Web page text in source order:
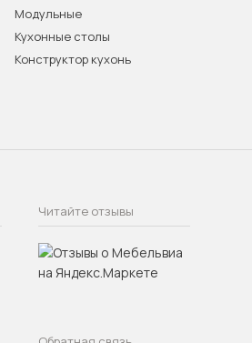
Модульные
Кухонные столы
Конструктор кухонь
Читайте отзывы